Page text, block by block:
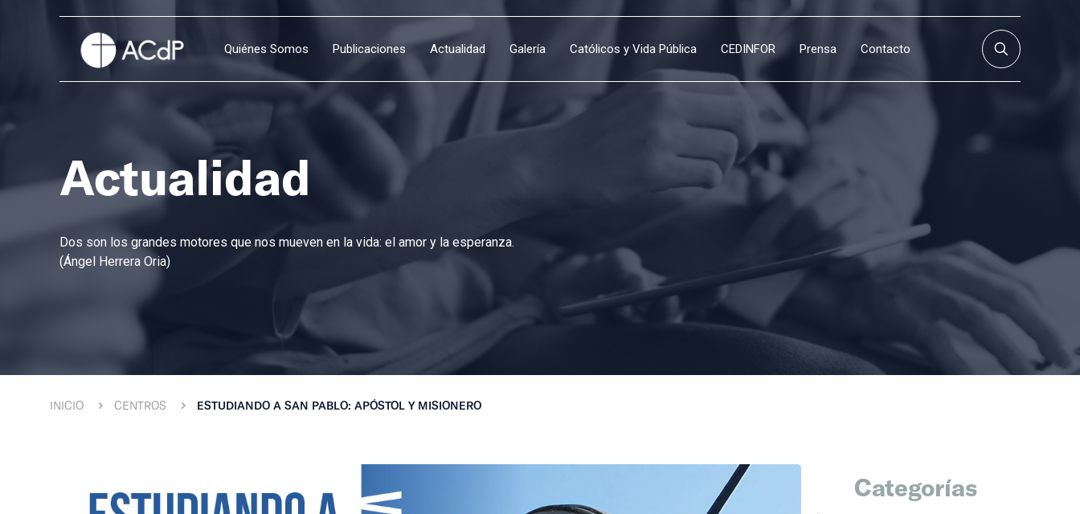
Quiénes Somos Publicaciones Actualidad Galería Católicos y Vida Pública CEDINFOR Prensa Contacto
Actualidad
Dos son los grandes motores que nos mueven en la vida: el amor y la esperanza.
(Ángel Herrera Oria)
INICIO CENTROS ESTUDIANDO A SAN PABLO: APÓSTOL Y MISIONERO
Categorías